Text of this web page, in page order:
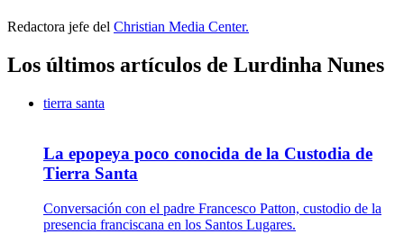
Redactora jefe del Christian Media Center.
Los últimos artículos de Lurdinha Nunes
tierra santa
La epopeya poco conocida de la Custodia de
Tierra Santa
Conversación con el padre Francesco Patton, custodio de la
presencia franciscana en los Santos Lugares.